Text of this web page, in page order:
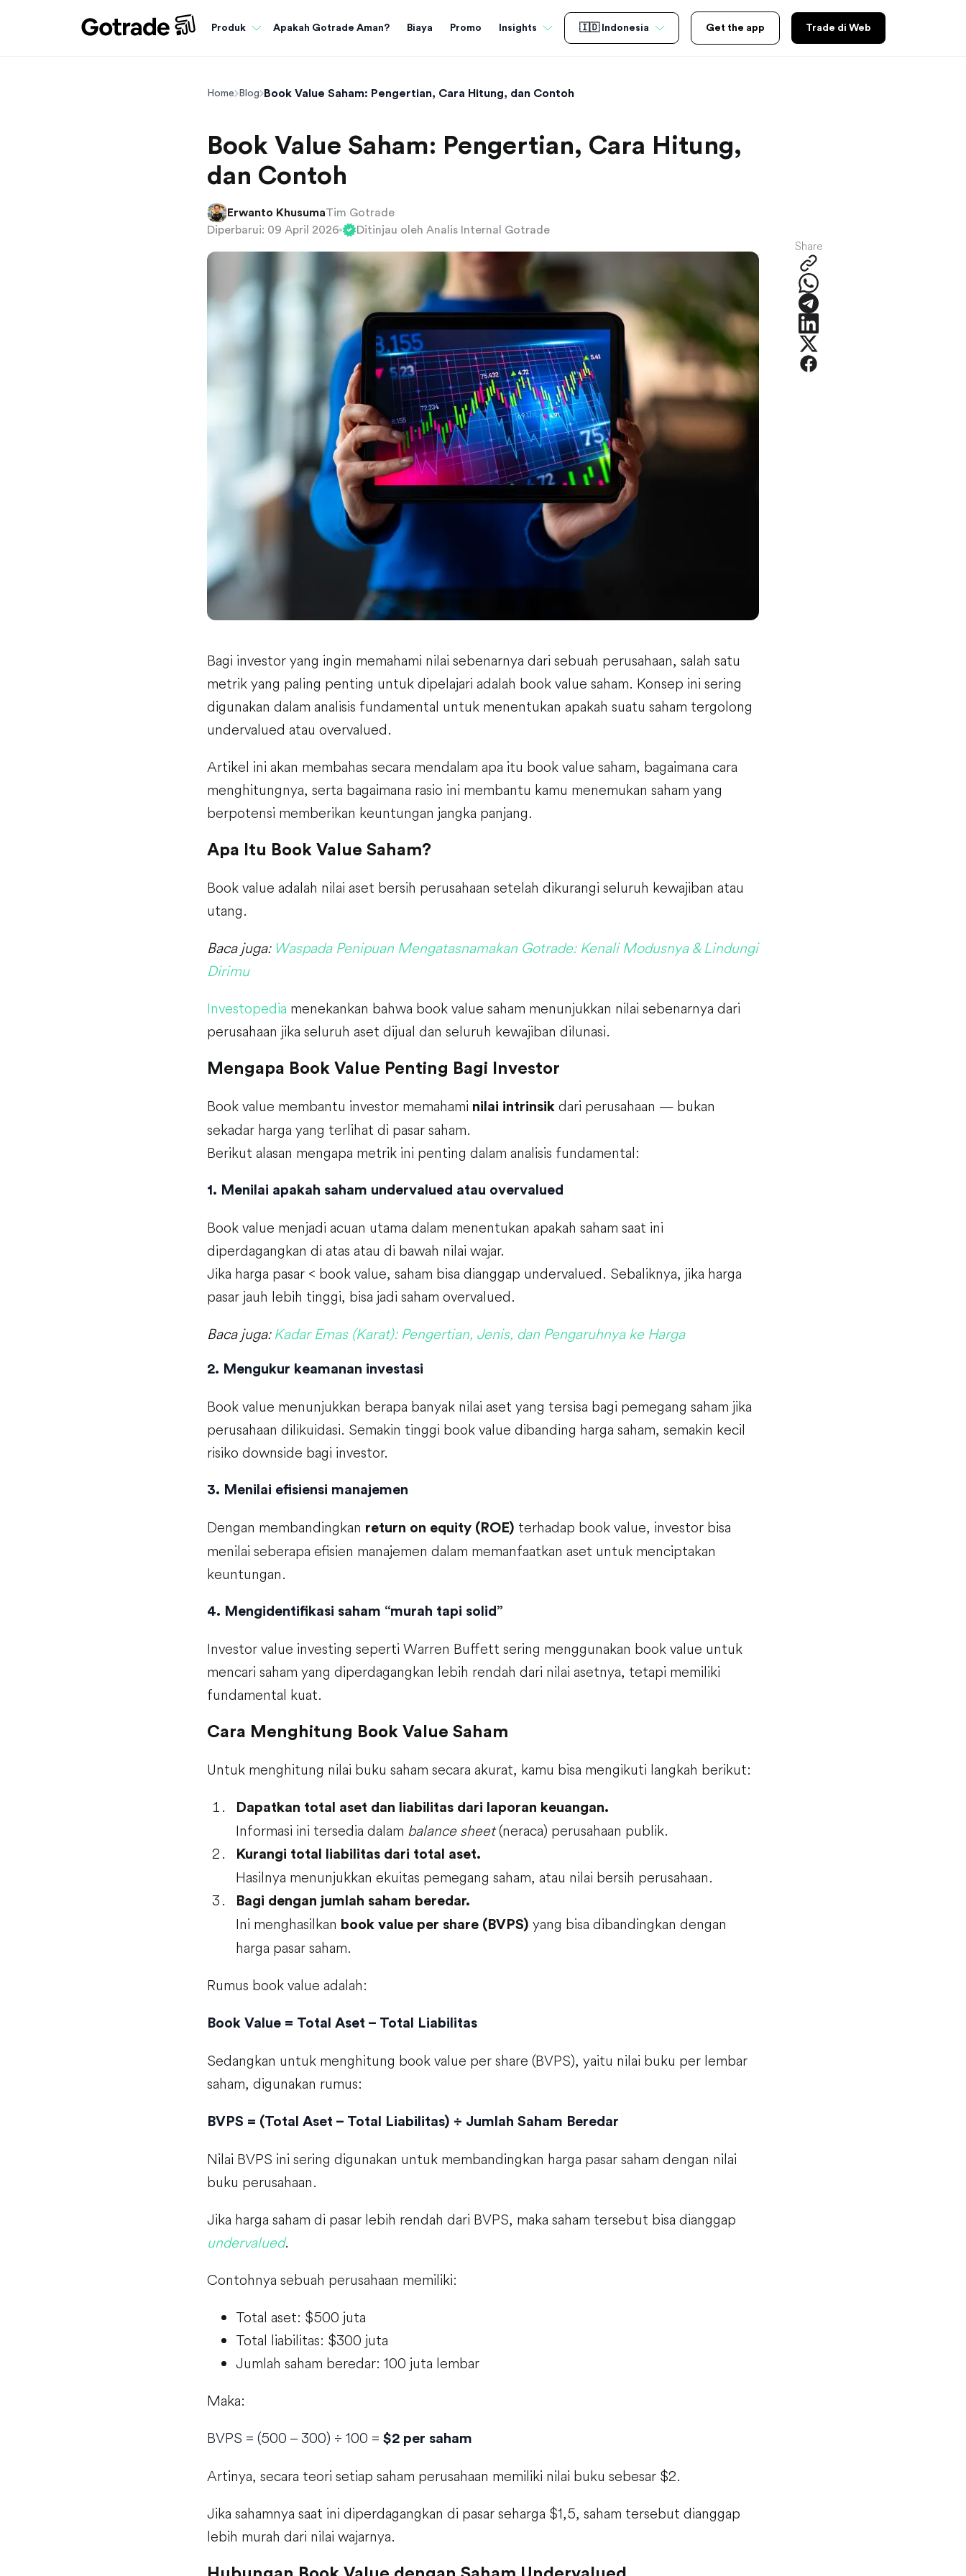
Produk Apakah Gotrade Aman? Biaya Promo Insights 🇮🇩 Indonesia Get the app Trade di Web
Home Blog Book Value Saham: Pengertian, Cara Hitung, dan Contoh
Book Value Saham: Pengertian, Cara Hitung,
dan Contoh
Erwanto KhusumaTim Gotrade
Diperbarui: 09 April 2026
Ditinjau oleh Analis Internal Gotrade
Bagi investor yang ingin memahami nilai sebenarnya dari sebuah perusahaan, salah satu
metrik yang paling penting untuk dipelajari adalah book value saham. Konsep ini sering
digunakan dalam analisis fundamental untuk menentukan apakah suatu saham tergolong
undervalued atau overvalued.
Artikel ini akan membahas secara mendalam apa itu book value saham, bagaimana cara
menghitungnya, serta bagaimana rasio ini membantu kamu menemukan saham yang
berpotensi memberikan keuntungan jangka panjang.
Apa Itu Book Value Saham?
Book value adalah nilai aset bersih perusahaan setelah dikurangi seluruh kewajiban atau
utang.
Baca juga: Waspada Penipuan Mengatasnamakan Gotrade: Kenali Modusnya & Lindungi
Dirimu
Investopedia menekankan bahwa book value saham menunjukkan nilai sebenarnya dari
perusahaan jika seluruh aset dijual dan seluruh kewajiban dilunasi.
Mengapa Book Value Penting Bagi Investor
Book value membantu investor memahami nilai intrinsik dari perusahaan — bukan
sekadar harga yang terlihat di pasar saham.
Berikut alasan mengapa metrik ini penting dalam analisis fundamental:
1. Menilai apakah saham undervalued atau overvalued
Book value menjadi acuan utama dalam menentukan apakah saham saat ini
diperdagangkan di atas atau di bawah nilai wajar.
Jika harga pasar < book value, saham bisa dianggap undervalued. Sebaliknya, jika harga
pasar jauh lebih tinggi, bisa jadi saham overvalued.
Baca juga: Kadar Emas (Karat): Pengertian, Jenis, dan Pengaruhnya ke Harga
2. Mengukur keamanan investasi
Book value menunjukkan berapa banyak nilai aset yang tersisa bagi pemegang saham jika
perusahaan dilikuidasi. Semakin tinggi book value dibanding harga saham, semakin kecil
risiko downside bagi investor.
3. Menilai efisiensi manajemen
Dengan membandingkan return on equity (ROE) terhadap book value, investor bisa
menilai seberapa efisien manajemen dalam memanfaatkan aset untuk menciptakan
keuntungan.
4. Mengidentifikasi saham “murah tapi solid”
Investor value investing seperti Warren Buffett sering menggunakan book value untuk
mencari saham yang diperdagangkan lebih rendah dari nilai asetnya, tetapi memiliki
fundamental kuat.
Cara Menghitung Book Value Saham
Untuk menghitung nilai buku saham secara akurat, kamu bisa mengikuti langkah berikut:
Dapatkan total aset dan liabilitas dari laporan keuangan.
Informasi ini tersedia dalam balance sheet(neraca) perusahaan publik.
Kurangi total liabilitas dari total aset.
Hasilnya menunjukkan ekuitas pemegang saham, atau nilai bersih perusahaan.
Bagi dengan jumlah saham beredar.
Ini menghasilkan book value per share (BVPS) yang bisa dibandingkan dengan
harga pasar saham.
Rumus book value adalah:
Book Value = Total Aset – Total Liabilitas
Sedangkan untuk menghitung book value per share (BVPS), yaitu nilai buku per lembar
saham, digunakan rumus:
BVPS = (Total Aset – Total Liabilitas) ÷ Jumlah Saham Beredar
Nilai BVPS ini sering digunakan untuk membandingkan harga pasar saham dengan nilai
buku perusahaan.
Jika harga saham di pasar lebih rendah dari BVPS, maka saham tersebut bisa dianggap
undervalued.
Contohnya sebuah perusahaan memiliki:
Total aset: $500 juta
Total liabilitas: $300 juta
Jumlah saham beredar: 100 juta lembar
Maka:
BVPS = (500 – 300) ÷ 100 = $2 per saham
Artinya, secara teori setiap saham perusahaan memiliki nilai buku sebesar $2.
Jika sahamnya saat ini diperdagangkan di pasar seharga $1,5, saham tersebut dianggap
lebih murah dari nilai wajarnya.
Share